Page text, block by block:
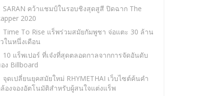
SARAN คว้าแชมป์ในรอบชิงสุดสูสี ปิดฉาก The
2020
Time To Rise แร็พร่วมสมัยกัมพูชา จ่อแตะ 30 ล้าน
ในหนึ่งเดือน
10 แร็พเปอร์ ที่เจ๋งที่สุดตลอดกาลจากการจัดอันดับ
ง Billboard
จุดเปลี่ยนยุคสมัยใหม่ RHYMETHAI เว็บไซต์ค้นคำ
องจองอัตโนมัติสำหรับผู้สนใจแต่งแร็พ